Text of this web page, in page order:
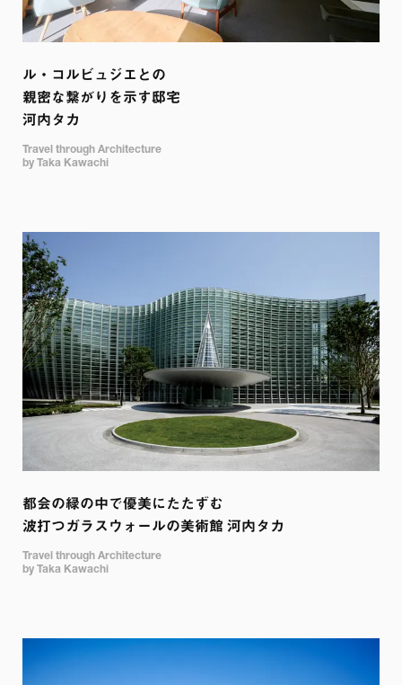
ル・コルビュジエとの
親密な繋がりを示す邸宅
河内タカ
Travel through Architecture
都会の緑の中で優美にたたずむ
波打つガラスウォールの美術館 河内タカ
Travel through Architecture
by Taka Kawachi